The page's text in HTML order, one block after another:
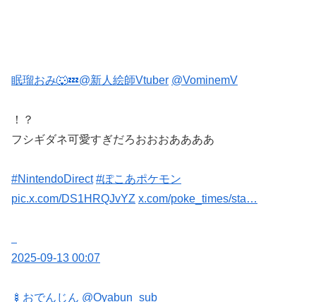
眠瑠おみ🐺💤@新人絵師Vtuber @VominemV
！？
フシギダネ可愛すぎだろおおおああああ
#NintendoDirect #ぽこあポケモン
pic.x.com/DS1HRQJvYZ x.com/poke_times/sta…
2025-09-13 00:07
🍢おでんじん @Oyabun_sub